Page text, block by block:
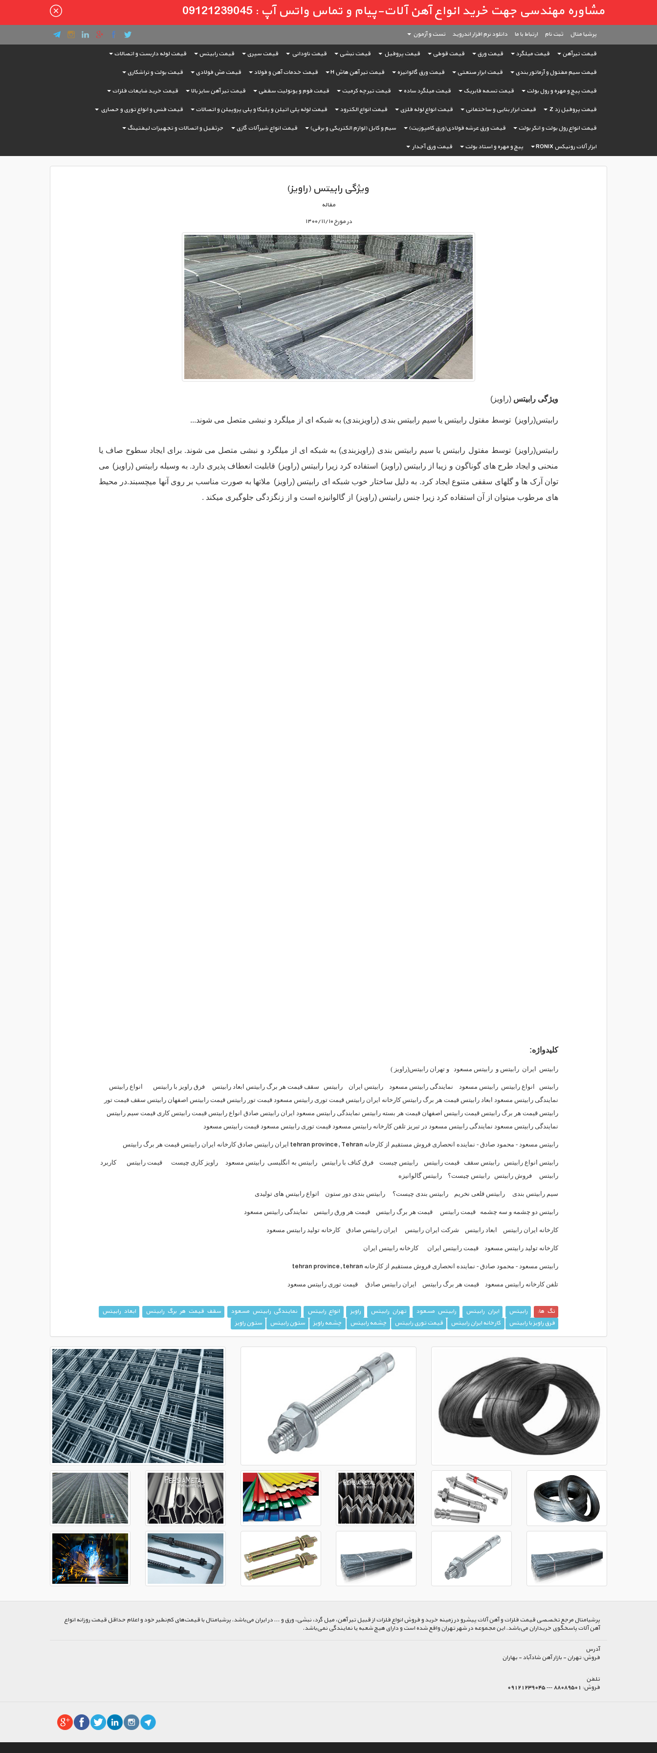
مشاوره مهندسی جهت خرید انواع آهن آلات-پیام و تماس واتس آپ : 09121239045
پرشیا متال ثبت ‌نام ارتباط با ما دانلود نرم افزار اندروید تست و آزمون
قیمت تیرآهن قیمت میلگرد قیمت ورق قیمت قوطی قیمت پروفیل قیمت نبشی قیمت ناودانی قیمت سپری قیمت رابیتس قیمت لوله داربست و اتصالات
قیمت سیم مفتول و آرماتور بندی قیمت ابزار صنعتی قیمت ورق گالوانیزه قیمت تیر آهن هاش H قیمت خدمات آهن و فولاد قیمت مش فولادی قیمت بولت و تراشکاری
قیمت پیچ و مهره و رول بولت قیمت تسمه فابریک قیمت میلگرد ساده قیمت تیرچه کرمیت قیمت فوم و یونولیت سقفی قیمت تیر آهن سایز بالا قیمت خرید ضایعات فلزات
قیمت پروفیل زد Z قیمت ابزار بنایی و ساختمانی قیمت انواع لوله فلزی قیمت انواع الکترود قیمت لوله پلی اتیلن و پلیکا و پلی پروپیلن و اتصالات قیمت فنس و انواع توری و حصاری
قیمت انواع رول بولت و انکر بولت قیمت ورق عرشه فولادی(ورق کامپوزیت) سیم و کابل (لوازم الکتریکی و برقی) قیمت انواع شیرآلات گازی جرثقیل و اتصالات و تجهیزات لیفتینگ
ابزار آلات رونیکس RONIX پیچ و مهره و استاد بولت قیمت ورق آجدار
ویژگی رابیتس (راویز)
مقاله
در مورخ ۱۴۰۰/۱۱/۱۰
ویژگی رابیتس (راویز)
رابیتس(راویز) توسط مفتول رابیتس یا سیم رابیتس بندی (راویزبندی) به شبکه‏ ای از میلگرد و نبشی متصل می‏ شوند...
رابیتس(راویز) توسط مفتول رابیتس یا سیم رابیتس بندی (راویزبندی) به شبکه‏ ای از میلگرد و نبشی متصل می‏ شوند. برای ایجاد سطوح صاف یا
منحنی و ایجاد طرح های گوناگون و زیبا از رابیتس (راویز)
استفاده کرد زیرا رابیتس (راویز) قابلیت انعطاف پذیری دارد. به وسیله رابیتس (راویز) می
توان آرک ها و گلهای سقفی متنوع ایجاد کرد. به دلیل ساختار خوب شبکه ای رابیتس (راویز) ملاتها به صورت مناسب بر روی آنها میچسبند.در محیط
های مرطوب میتوان از آن استفاده کرد زیرا جنس رابیتس (راویز)
از گالوانیزه است و از زنگزدگی جلوگیری میکند .
کلیدواژه:
رابیتس ایران رابیتس و رابیتس مسعود و تهران رابیتس(راویز )
رابیتس انواع رابیتس رابیتس مسعود نمایندگی رابیتس مسعود رابیتس ایران رابیتس سقف قیمت هر برگ رابیتس ابعاد رابیتس فرق راویز با رابیتس
انواع رابیتس
نمایندگی رابیتس مسعود ابعاد رابیتس قیمت هر برگ رابیتس کارخانه ایران رابیتس قیمت توری رابیتس مسعود قیمت تور رابیتس قیمت رابیتس اصفهان رابیتس سقف قیمت تور
رابیتس قیمت هر برگ رابیتس قیمت رابیتس اصفهان قیمت هر بسته رابیتس نمایندگی رابیتس مسعود ایران رابیتس صادق انواع رابیتس قیمت رابیتس کاری قیمت سیم رابیتس
نمایندگی رابیتس مسعود نمایندگی رابیتس مسعود در تبریز تلفن کارخانه رابیتس مسعود قیمت توری رابیتس مسعود قیمت رابیتس مسعود
رابیتس مسعود - محمود صادق - نماینده انحصاری فروش مستقیم از کارخانه tehran province, Tehran ایران رابیتس صادق کارخانه ایران رابیتس قیمت هر برگ رابیتس
رابیتس انواع رابیتس رابیتس سقف قیمت رابیتس رابیتس چیست فرق کناف با رابیتس رابیتس به انگلیسی رابیتس مسعود راویز کاری چیست قیمت رابیتس
کاربرد
رابیتس
فروش رابیتس رابیتس چیست؟ رابیتس گالوانیزه
سیم رابیتس بندی رابیتس قلعی نخریم رابیتس بندی چیست؟ رابیتس بندی دور ستون اتواع رابیتس های تولیدی
رابیتس دو چشمه و سه چشمه قیمت رابیتس قیمت هر برگ رابیتس قیمت هر ورق رابیتس نمایندگی رابیتس مسعود
کارخانه ایران رابیتس ابعاد رابیتس شرکت ایران رابیتس ایران رابیتس صادق کارخانه تولید رابیتس مسعود
کارخانه تولید رابیتس مسعود قیمت رابیتس ایران کارخانه رابیتس ایران
رابیتس مسعود - محمود صادق - نماینده انحصاری فروش مستقیم از کارخانه tehran province, tehran
تلفن کارخانه رابیتس مسعود قیمت هر برگ رابیتس ایران رابیتس صادق قیمت توری رابیتس مسعود
تگ ها: رابیتس ایران رابیتس رابیتس مسعود تهران رابیتس راویز انواع رابیتس نمایندگی رابیتس مسعود سقف قیمت هر برگ رابیتس
ابعاد رابیتس
فرق راویز با رابیتس
کارخانه ایران رابیتس قیمت توری رابیتس چشمه رابیتس چشمه راویز ستون رابیتس ستون راویز
پرشیا‌متال مرجع تخصصی قیمت فلزات و آهن آلات پیشرو در زمینه خرید و فروش انواع فلزات از قبیل تیر آهن، میل گرد، نبشی، ورق و ... در ایران می‌باشد. پرشیامتال با قیمت‌های کم‌نظیر خود و اعلام حداقل قیمت روزانه انواع
آهن آلات پاسخگوی خریداران می‌باشد. این مجموعه در شهر تهران واقع شده است و دارای هیچ شعبه یا نمایندگی نمی‌باشد.
آدرس
فروش:تهران - بازار آهن شادآباد - بهاران
تلفن
فروش: 88089501 --- 09121239045